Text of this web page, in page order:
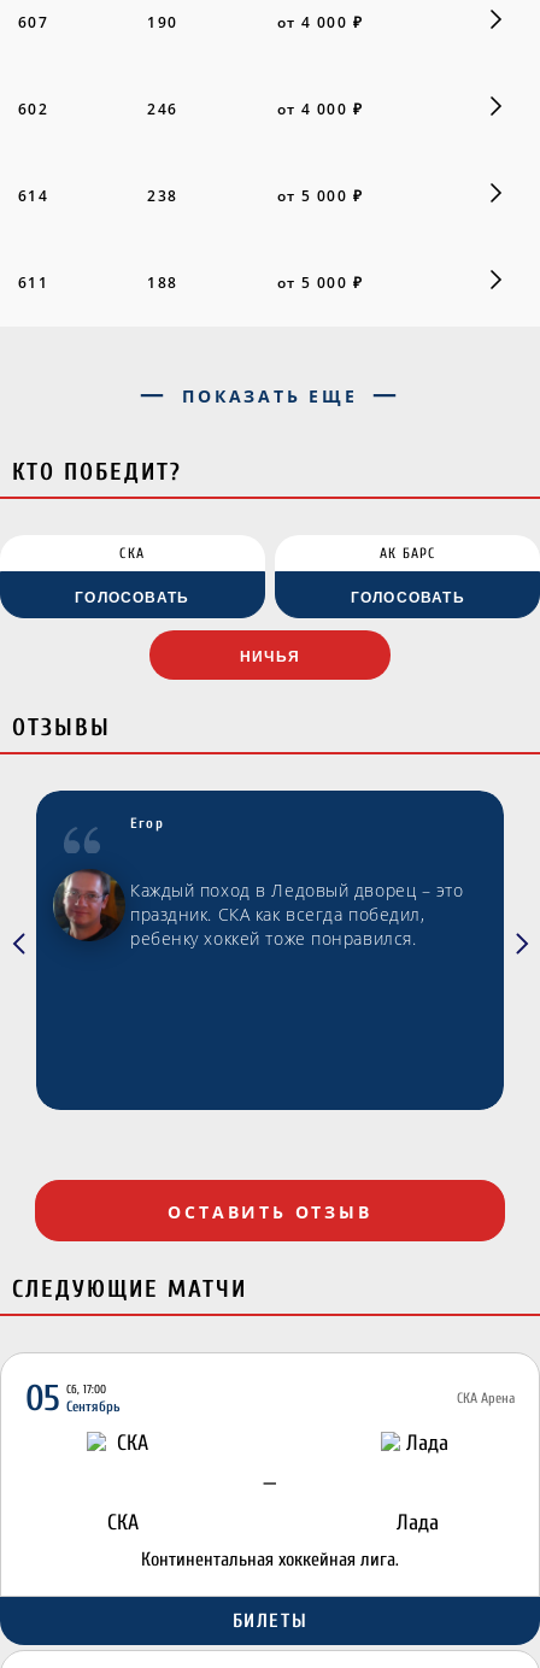
607 190 от 4 000 ₽
602 246 от 4 000 ₽
614 238 от 5 000 ₽
611 188 от 5 000 ₽
ПОКАЗАТЬ ЕЩЕ
КТО ПОБЕДИТ?
СКА
ГОЛОСОВАТЬ
НИЧЬЯ
АК БАРС
ГОЛОСОВАТЬ
ОТЗЫВЫ
Егор
Каждый поход в Ледовый дворец – это
праздник. СКА как всегда победил,
ребенку хоккей тоже понравился.
ОСТАВИТЬ ОТЗЫВ
СЛЕДУЮЩИЕ МАТЧИ
05 Сб, 17:00
Сентябрь СКА Арена
СКА
—
Лада
Континентальная хоккейная лига.
БИЛЕТЫ